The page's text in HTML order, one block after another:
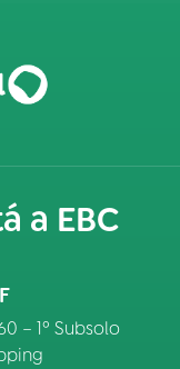
a EBC
– 1º Subsolo